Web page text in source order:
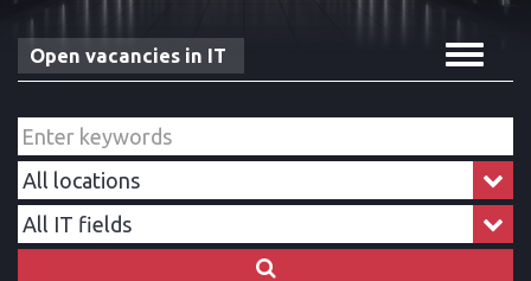
Toggle
Open vacancies in IT